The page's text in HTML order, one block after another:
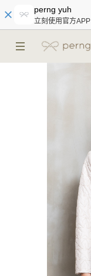
perng yuh
立刻使用官方APP